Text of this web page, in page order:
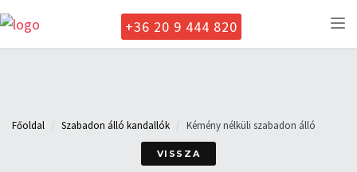
+36 20 9 444 820
Főoldal Szabadon álló kandallók Kémény nélküli szabadon álló
VISSZA